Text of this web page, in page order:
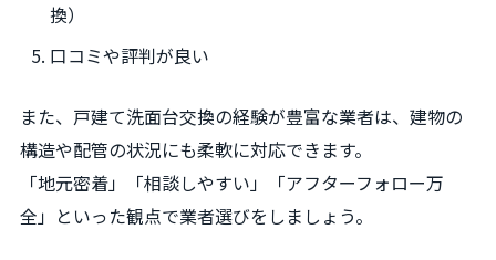
換）
口コミや評判が良い
また、戸建て洗面台交換の経験が豊富な業者は、建物の
構造や配管の状況にも柔軟に対応できます。
「地元密着」「相談しやすい」「アフターフォロー万
全」といった観点で業者選びをしましょう。